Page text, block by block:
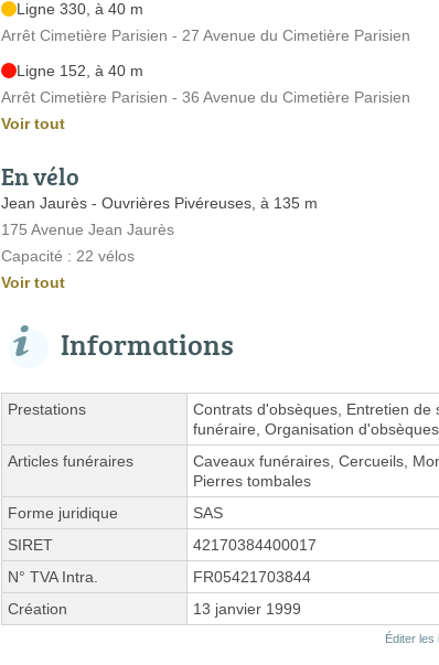
Ligne 330, à 40 m
Arrêt Cimetière Parisien - 27 Avenue du Cimetière Parisien
Ligne 152, à 40 m
Arrêt Cimetière Parisien - 36 Avenue du Cimetière Parisien
Voir tout
En vélo
Jean Jaurès - Ouvrières Pivéreuses, à 135 m
175 Avenue Jean Jaurès
Capacité : 22 vélos
Voir tout
Informations
Prestations
Contrats d'obsèques, Entretien de
funéraire, Organisation d'obsèques
Articles funéraires
Caveaux funéraires, Cercueils,
Pierres tombales
Forme juridique
SAS
SIRET
42170384400017
N° TVA Intra.
FR05421703844
Création
13 janvier 1999
Éditer les